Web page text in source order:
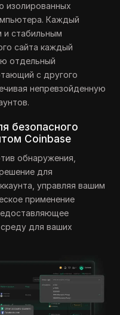
изолированных
Каждый
и стабильным
сайта каждый
отдельный
с другого
непревзойденную
безопасного
Coinbase
обнаружения,
для
управляя вашим
применение
для ваших